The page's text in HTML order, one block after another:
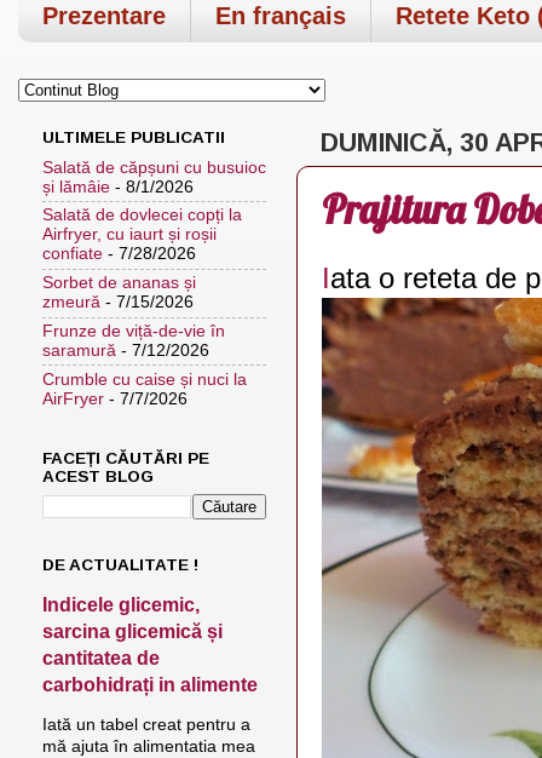
Prezentare
En français Retete Keto
DUMINICĂ, 30
Prajitura
Iata o reteta de
ULTIMELE PUBLICATII
Salată de căpșuni cu busuioc
și lămâie - 8/1/2026
Salată de dovlecei copți la
Airfryer, cu iaurt și roșii
confiate - 7/28/2026
Sorbet de ananas și
zmeură - 7/15/2026
Frunze de viță-de-vie în
saramură - 7/12/2026
Crumble cu caise și nuci la
AirFryer - 7/7/2026
FACEȚI CĂUTĂRI PE
ACEST BLOG
DE ACTUALITATE !
Indicele glicemic,
sarcina glicemică și
cantitatea de
carbohidrați in alimente
Iată un tabel creat pentru a
mă ajuta în alimentatia mea